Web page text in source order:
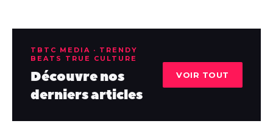
TBTC MEDIA · TRENDY
BEATS TRUE CULTURE
Découvre nos
derniers articles
VOIR TOUT